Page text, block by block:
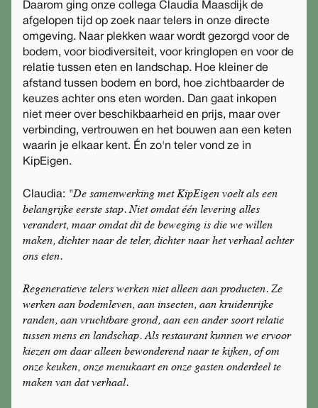
Daarom ging onze collega Claudia Maasdijk de
afgelopen tijd op zoek naar telers in onze directe
omgeving. Naar plekken waar wordt gezorgd voor de
bodem, voor biodiversiteit, voor kringlopen en voor de
relatie tussen eten en landschap. Hoe kleiner de
afstand tussen bodem en bord, hoe zichtbaarder de
keuzes achter ons eten worden. Dan gaat inkopen
niet meer over beschikbaarheid en prijs, maar over
verbinding, vertrouwen en het bouwen aan een keten
waarin je elkaar kent. Én zo'n teler vond ze in
KipEigen.
Claudia: "De samenwerking met KipEigen voelt als een
belangrijke eerste stap. Niet omdat één levering alles
verandert, maar omdat dit de beweging is die we willen
maken, dichter naar de teler, dichter naar het verhaal achter
ons eten.
Regeneratieve telers werken niet alleen aan producten. Ze
werken aan bodemleven, aan insecten, aan kruidenrijke
randen, aan vruchtbare grond, aan een ander soort relatie
tussen mens en landschap. Als restaurant kunnen we ervoor
kiezen om daar alleen bewonderend naar te kijken, of om
onze keuken, onze menukaart en onze gasten onderdeel te
maken van dat verhaal.